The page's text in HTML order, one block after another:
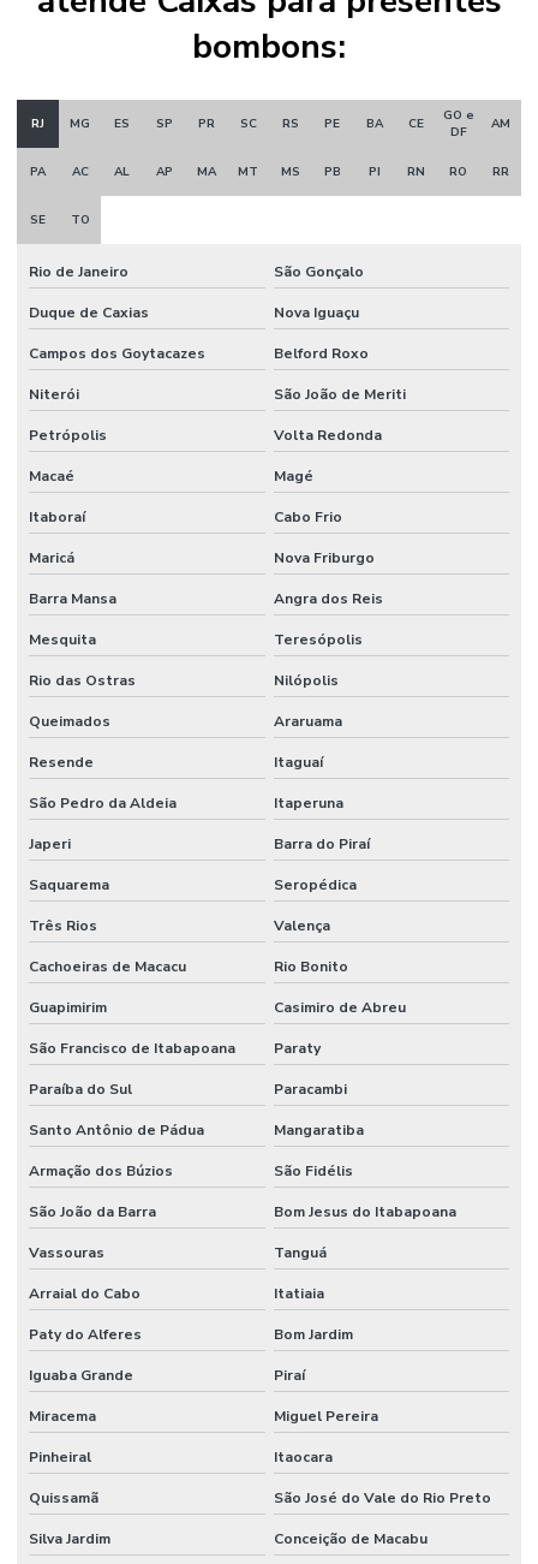
bombons:
RJ MG ES SP PR SC RS PE BA CE
GO e
DF
AM
PA AC AL AP MA MT MS PB PI RN RO RR
SE TO
Rio de Janeiro São Gonçalo
Duque de Caxias Nova Iguaçu
Campos dos Goytacazes Belford Roxo
Niterói São João de Meriti
Petrópolis Volta Redonda
Macaé Magé
Itaboraí Cabo Frio
Maricá Nova Friburgo
Barra Mansa Angra dos Reis
Mesquita Teresópolis
Rio das Ostras Nilópolis
Queimados Araruama
Resende Itaguaí
São Pedro da Aldeia Itaperuna
Japeri Barra do Piraí
Saquarema Seropédica
Três Rios Valença
Cachoeiras de Macacu Rio Bonito
Guapimirim Casimiro de Abreu
São Francisco de Itabapoana Paraty
Paraíba do Sul Paracambi
Santo Antônio de Pádua Mangaratiba
Armação dos Búzios São Fidélis
São João da Barra Bom Jesus do Itabapoana
Vassouras Tanguá
Arraial do Cabo Itatiaia
Paty do Alferes Bom Jardim
Iguaba Grande Piraí
Miracema Miguel Pereira
Pinheiral Itaocara
Quissamã São José do Vale do Rio Preto
Silva Jardim Conceição de Macabu